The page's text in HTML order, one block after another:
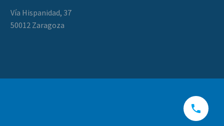
Vía Hispanidad, 37
50012 Zaragoza

